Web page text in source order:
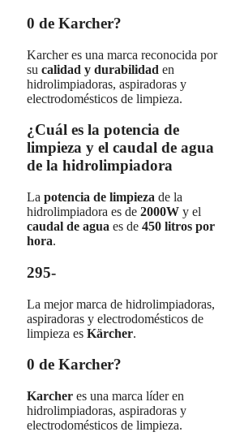
0 de Karcher?
Karcher es una marca reconocida por
su calidad y durabilidad en
hidrolimpiadoras, aspiradoras y
electrodomésticos de limpieza.
¿Cuál es la potencia de
limpieza y el caudal de agua
de la hidrolimpiadora
La potencia de limpieza de la
hidrolimpiadora es de 2000W y el
caudal de agua es de 450 litros por
hora.
295-
La mejor marca de hidrolimpiadoras,
aspiradoras y electrodomésticos de
limpieza es Kärcher.
0 de Karcher?
Karcher es una marca líder en
hidrolimpiadoras, aspiradoras y
electrodomésticos de limpieza.